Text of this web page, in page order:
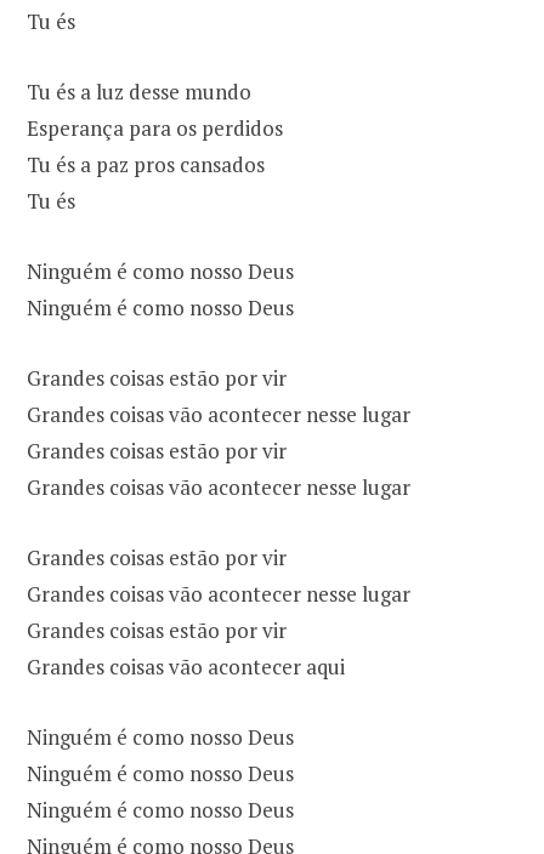
Tu és
Tu és a luz desse mundo
Esperança para os perdidos
Tu és a paz pros cansados
Tu és
Ninguém é como nosso Deus
Ninguém é como nosso Deus
Grandes coisas estão por vir
Grandes coisas vão acontecer nesse lugar
Grandes coisas estão por vir
Grandes coisas vão acontecer nesse lugar
Grandes coisas estão por vir
Grandes coisas vão acontecer nesse lugar
Grandes coisas estão por vir
Grandes coisas vão acontecer aqui
Ninguém é como nosso Deus
Ninguém é como nosso Deus
Ninguém é como nosso Deus
Ninguém é como nosso Deus